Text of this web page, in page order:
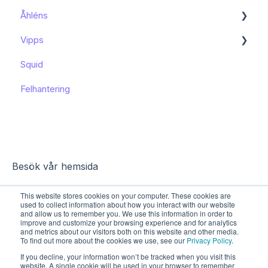
This website stores cookies on your computer. These cookies are
used to collect information about how you interact with our website
and allow us to remember you. We use this information in order to
improve and customize your browsing experience and for analytics
and metrics about our visitors both on this website and other media.
To find out more about the cookies we use, see our Privacy Policy.
If you decline, your information won’t be tracked when you visit this
website. A single cookie will be used in your browser to remember
Kom igång
Åhléns
Kom igång
Funktioner och användning
Kända begränsningar
Vipps
Funktioner och användning
Squid
Felhantering
Besök vår hemsida